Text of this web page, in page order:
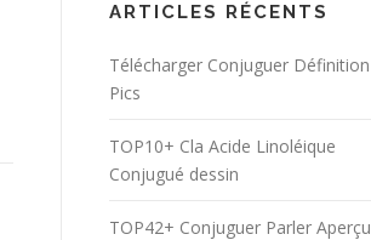
ARTICLES RÉCENTS
Télécharger Conjuguer Définition
Pics
TOP10+ Cla Acide Linoléique
Conjugué dessin
TOP42+ Conjuguer Parler Aperçu